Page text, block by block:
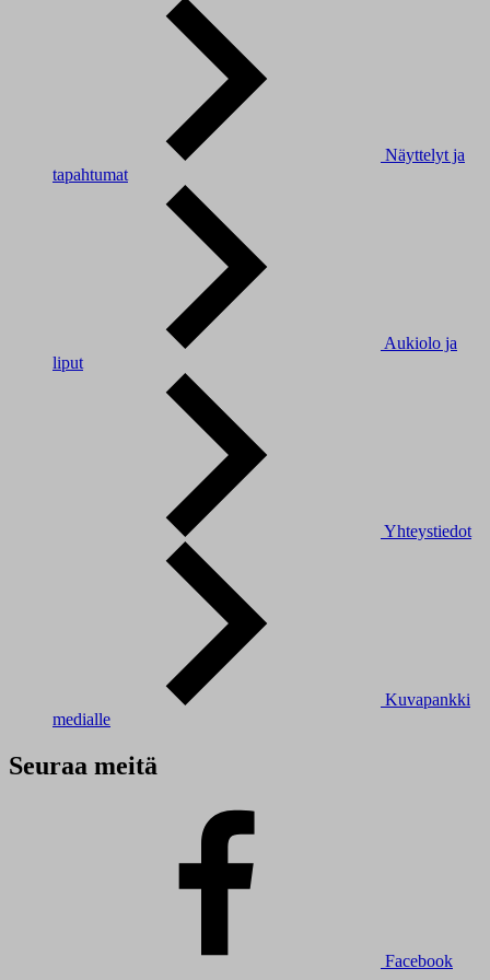
Näyttelyt ja
tapahtumat
Aukiolo ja
liput
Yhteystiedot
Kuvapankki
medialle
Seuraa meitä
Facebook